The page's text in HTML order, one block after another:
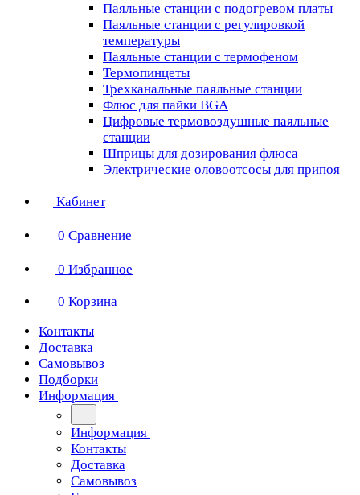
Паяльные станции с подогревом платы
Паяльные станции с регулировкой
температуры
Паяльные станции с термофеном
Термопинцеты
Трехканальные паяльные станции
Флюс для пайки BGA
Цифровые термовоздушные паяльные
станции
Шприцы для дозирования флюса
Электрические оловоотсосы для припоя
Кабинет
0 Сравнение
0 Избранное
0 Корзина
Контакты
Доставка
Самовывоз
Подборки
Информация
Информация
Контакты
Доставка
Самовывоз